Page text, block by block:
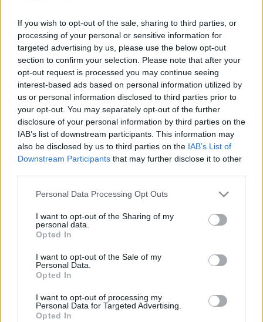
If you wish to opt-out of the sale, sharing to third parties, or
processing of your personal or sensitive information for
targeted advertising by us, please use the below opt-out
section to confirm your selection. Please note that after your
opt-out request is processed you may continue seeing
interest-based ads based on personal information utilized by
us or personal information disclosed to third parties prior to
your opt-out. You may separately opt-out of the further
disclosure of your personal information by third parties on the
IAB’s list of downstream participants. This information may
also be disclosed by us to third parties on the IAB’s List of
Downstream Participants that may further disclose it to other
Please note that this website/app uses one or more Google
not limited to your visit or usage behaviour. You may click to
grant or deny consent to Google and its third-party tags to
use your data for below specified purposes in below Google
consent section.
Personal Data Processing Opt Outs
I want to opt-out of the Sharing of my
personal data.
Opted In
I want to opt-out of the Sale of my
Personal Data.
Opted In
I want to opt-out of processing my
Personal Data for Targeted Advertising.
Opted In
- Σε 5 χρόνια θα
βρίσκονται στην
αγορά
18-08-2023 18:20
Η νέα 27άρα
τηλεόραση της LG
έρχεται με δική της
βαλίτσα έτοιμη για
διακοπές
10-07-2023 10:34
δισ. δολαρίων στο β'
τρίμηνο
τηλεοράσεις κάνει η LG
- Πώς κινήθηκε η